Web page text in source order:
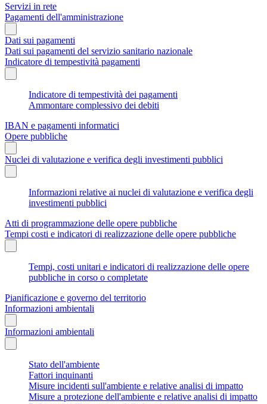
Servizi in rete
Pagamenti dell'amministrazione
Dati sui pagamenti
Dati sui pagamenti del servizio sanitario nazionale
Indicatore di tempestività pagamenti
Indicatore di tempestività dei pagamenti
Ammontare complessivo dei debiti
IBAN e pagamenti informatici
Opere pubbliche
Nuclei di valutazione e verifica degli investimenti pubblici
Informazioni relative ai nuclei di valutazione e verifica degli
investimenti pubblici
Atti di programmazione delle opere pubbliche
Tempi costi e indicatori di realizzazione delle opere pubbliche
Tempi, costi unitari e indicatori di realizzazione delle opere
pubbliche in corso o completate
Pianificazione e governo del territorio
Informazioni ambientali
Informazioni ambientali
Stato dell'ambiente
Fattori inquinanti
Misure incidenti sull'ambiente e relative analisi di impatto
Misure a protezione dell'ambiente e relative analisi di impatto